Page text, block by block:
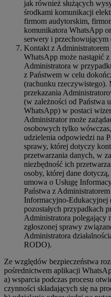
jak również służących
środkami komunikacji
firmom audytorskim,
komunikatora WhatsApp
serwery i przechowującym
Kontakt z
WhatsApp może nastąpić
Administratora w
z Państwem w celu
(rachunku rzeczywistego).
przekazania
(w zależności od Państwa
WhatsApp) w postaci
Administrator może
osobowych tylko
udzielenia odpowiedzi na
sprawy, której dotyczy
przetwarzania danych, w
niezbędność ich
osoby, której dane
umowa o Usługę
Państwa z
Informacyjno-
pozostałych przypadkach
Administratora polegający
zgłoszonej sprawy
Administratora
RODO).
Ze względów bezpieczeństwa
pośrednictwem aplikacji
a) wsparcia podczas procesu
czynności składających się na